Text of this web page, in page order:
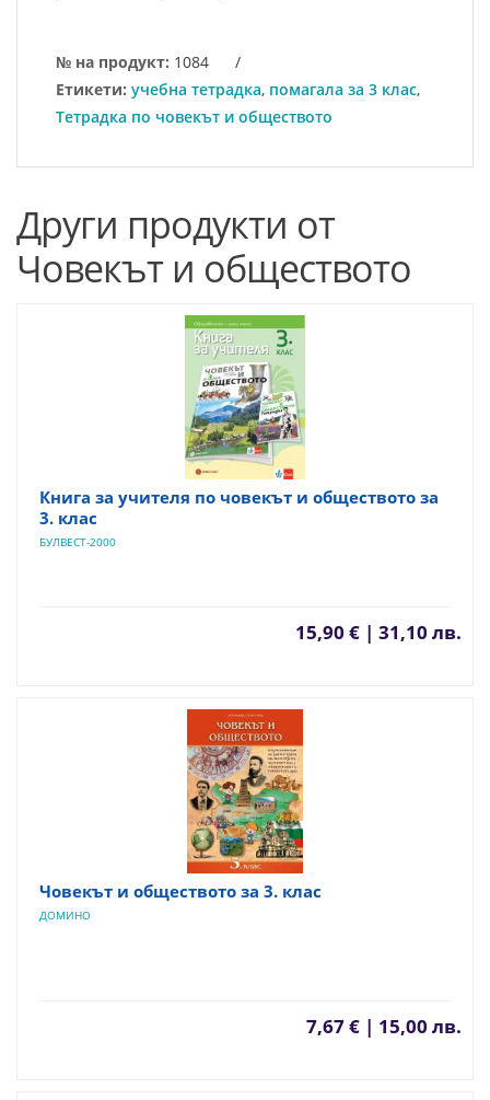
№ на продукт: 1084
/
Етикети: учебна тетрадка, помагала за 3 клас,
Тетрадка по човекът и обществото
Други продукти от
Човекът и обществото
Книга за учителя по човекът и обществото за
3. клас
БУЛВЕСТ-2000
15,90 € | 31,10 лв.
Човекът и обществото за 3. клас
ДОМИНО
7,67 € | 15,00 лв.